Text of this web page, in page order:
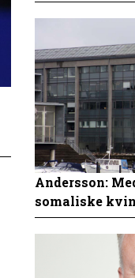
Andersson:
somaliske